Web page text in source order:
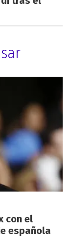
con el
española